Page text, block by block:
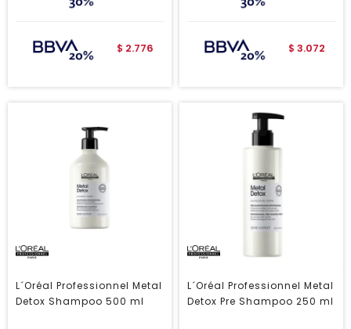
$ 2.776 $ 3.072
L´Oréal Professionnel Metal
Detox Shampoo 500 ml
L´Oréal Professionnel Metal
Detox Pre Shampoo 250 ml